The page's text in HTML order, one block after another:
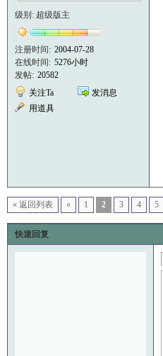
级别: 超级版主
注册时间: 2004-07-28
在线时间: 5276小时
发帖: 20582
关注Ta
发消息
用道具
« 返回列表 « 1 2 3 4 5
快速回复